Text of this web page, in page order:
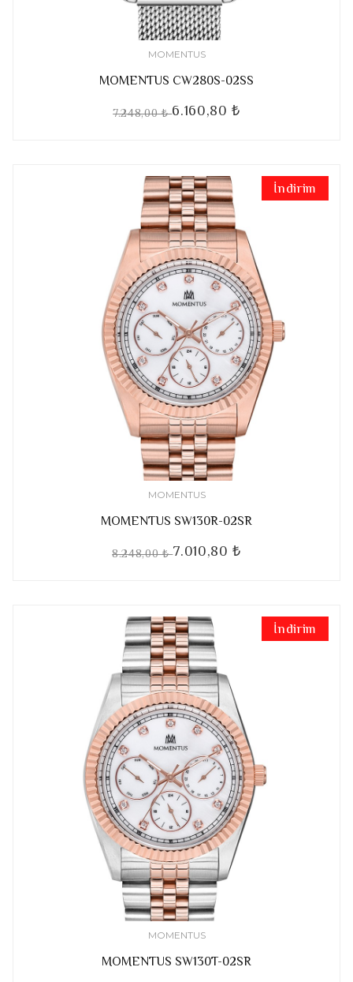
MOMENTUS
MOMENTUS CW280S-02SS
7.248,00 ₺6.160,80 ₺
İndirim
MOMENTUS
MOMENTUS SW130R-02SR
8.248,00 ₺7.010,80 ₺
İndirim
MOMENTUS
MOMENTUS SW130T-02SR